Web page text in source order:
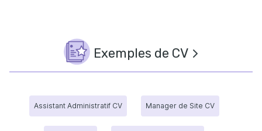
Exemples de CV
Assistant Administratif CV Manager de Site CV